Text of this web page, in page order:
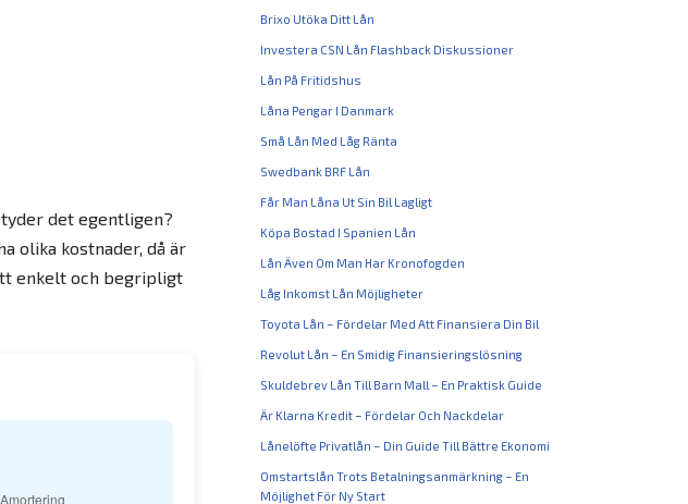
det egentligen?
olika kostnader, då är
enkelt och begripligt
Brixo Utöka Ditt Lån
Investera CSN Lån Flashback Diskussioner
Lån På Fritidshus
Låna Pengar I Danmark
Små Lån Med Låg Ränta
Swedbank BRF Lån
Får Man Låna Ut Sin Bil Lagligt
Köpa Bostad I Spanien Lån
Lån Även Om Man Har Kronofogden
Låg Inkomst Lån Möjligheter
Toyota Lån – Fördelar Med Att Finansiera Din Bil
Revolut Lån – En Smidig Finansieringslösning
Skuldebrev Lån Till Barn Mall – En Praktisk Guide
Är Klarna Kredit – Fördelar Och Nackdelar
Lånelöfte Privatlån – Din Guide Till Bättre Ekonomi
Omstartslån Trots Betalningsanmärkning – En
Möjlighet För Ny Start